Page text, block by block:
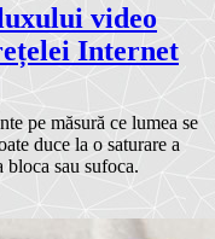
video
Internet
pe măsură ce lumea se
duce la o saturare a
bloca sau sufoca.